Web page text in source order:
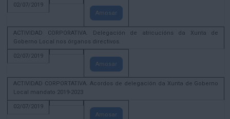
02/07/2019
Amosar
ACTIVIDAD CORPORATIVA. Delegación de atricucións da Xunta de
Goberno Local nos órganos directivos.
02/07/2019
Amosar
ACTIVIDAD CORPORTATIVA. Acordos de delegación da Xunta de Goberno
Local mandato 2019-2023
02/07/2019
Amosar